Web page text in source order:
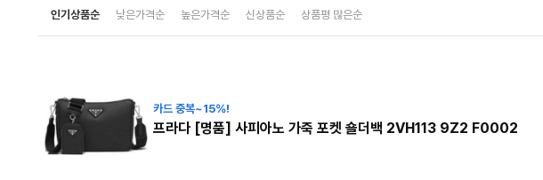
인기상품순 낮은가격순 높은가격순 신상품순 상품평 많은순
카드 중복~15%!
프라다 [명품] 사피아노 가죽 포켓 숄더백 2VH113 9Z2 F0002